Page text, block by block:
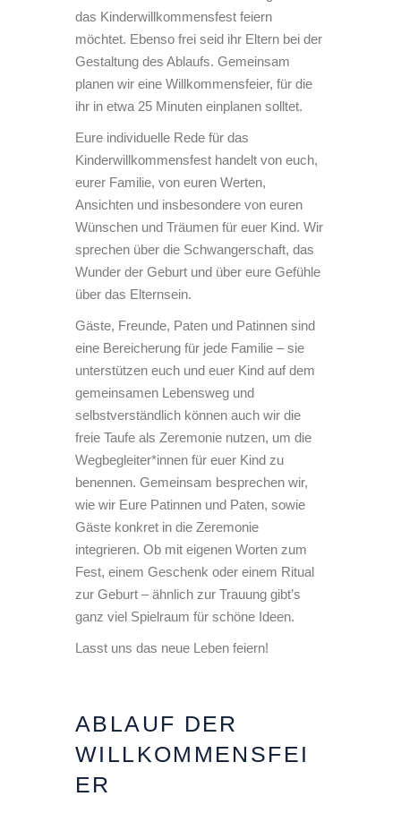
das Kinderwillkommensfest feiern
möchtet. Ebenso frei seid ihr Eltern bei der
Gestaltung des Ablaufs. Gemeinsam
planen wir eine Willkommensfeier, für die
ihr in etwa 25 Minuten einplanen solltet.
Eure individuelle Rede für das
Kinderwillkommensfest handelt von euch,
eurer Familie, von euren Werten,
Ansichten und insbesondere von euren
Wünschen und Träumen für euer Kind. Wir
sprechen über die Schwangerschaft, das
Wunder der Geburt und über eure Gefühle
über das Elternsein.
Gäste, Freunde, Paten und Patinnen sind
eine Bereicherung für jede Familie – sie
unterstützen euch und euer Kind auf dem
gemeinsamen Lebensweg und
selbstverständlich können auch wir die
freie Taufe als Zeremonie nutzen, um die
Wegbegleiter*innen für euer Kind zu
benennen. Gemeinsam besprechen wir,
wie wir Eure Patinnen und Paten, sowie
Gäste konkret in die Zeremonie
integrieren. Ob mit eigenen Worten zum
Fest, einem Geschenk oder einem Ritual
zur Geburt – ähnlich zur Trauung gibt’s
ganz viel Spielraum für schöne Ideen.
Lasst uns das neue Leben feiern!
ABLAUF DER
WILLKOMMENSFEI
ER